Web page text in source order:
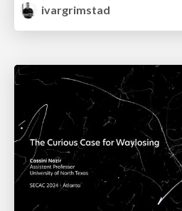
ivargrimstad